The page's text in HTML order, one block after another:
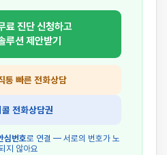
료 진단 신청하고
루션 제안받기
통 빠른 전화상담
전화상담권
심번호로 연결 — 서로의 번호가 노
지 않아요